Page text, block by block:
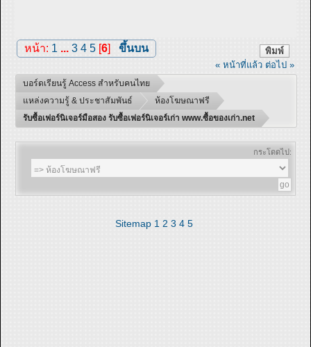
พิมพ์
หน้า: 1 ... 3 4 5[6] ขึ้นบน
« หน้าที่แล้ว ต่อไป »
บอร์ดเรียนรู้ Access สำหรับคนไทย
แหล่งความรู้ & ประชาสัมพันธ์
ห้องโฆษณาฟรี
รับซื้อเฟอร์นิเจอร์มือสอง รับซื้อเฟอร์นิเจอร์เก่า www.ซื้อของเก่า.net
กระโดดไป:
Sitemap 1 2 3 4 5